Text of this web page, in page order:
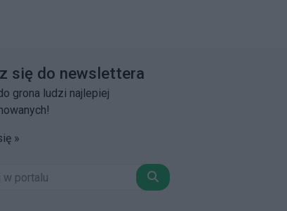
się do newslettera
grona ludzi najlepiej
»
Szukaj